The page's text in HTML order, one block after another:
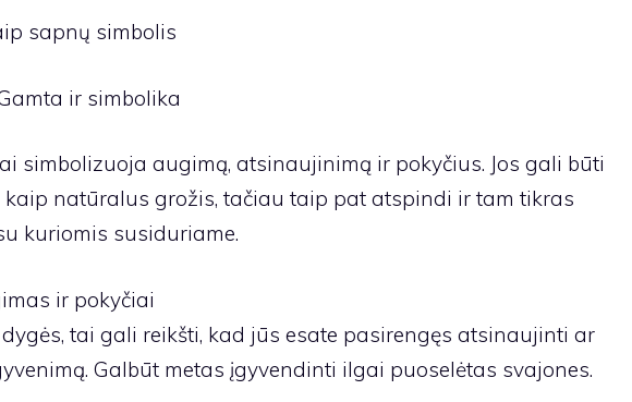
sapnų simbolis
ir simbolika
simbolizuoja augimą, atsinaujinimą ir pokyčius. Jos gali būti
kaip natūralus grožis, tačiau taip pat atspindi ir tam tikras
kuriomis susiduriame.
ir pokyčiai
tai gali reikšti, kad jūs esate pasirengęs atsinaujinti ar
Galbūt metas įgyvendinti ilgai puoselėtas svajones.